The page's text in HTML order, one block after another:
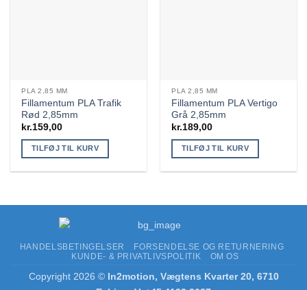
PLA 2,85 MM
Fillamentum PLA Trafik
Rød 2,85mm
kr.159,00
TILFØJ TIL KURV
PLA 2,85 MM
Fillamentum PLA Vertigo
Grå 2,85mm
kr.189,00
TILFØJ TIL KURV
HANDELSBETINGELSER
FORSENDELSE OG RETURNERING
KUNDE- & PRIVATLIVSPOLITIK
OM OS
Copyright 2026 © In2motion, Vægtens Kvarter 20, 6710